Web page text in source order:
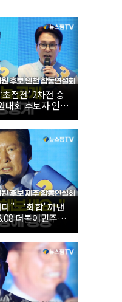
접전’ 2차전 승
대회 후보자 인천
”…‘화합’ 꺼낸
더불어민주당
합동연설회